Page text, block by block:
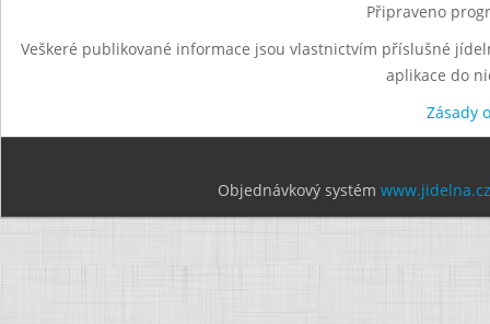
Připraveno
Veškeré publikované informace jsou vlastnictvím příslušné
aplikace do
Zásady
Objednávkový systém www.jidelna.cz